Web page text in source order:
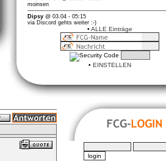
• ALLE Einträge
• EINSTELLEN